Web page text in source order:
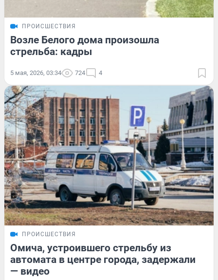
ПРОИСШЕСТВИЯ
Возле Белого дома произошла
стрельба: кадры
5 мая, 2026, 03:34 724 4
ПРОИСШЕСТВИЯ
Омича, устроившего стрельбу из
автомата в центре города, задержали
— видео